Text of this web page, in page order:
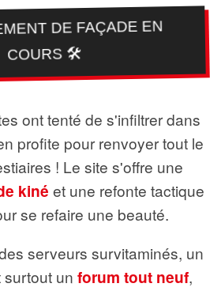
DE FAÇADE EN
COURS 🛠️
ont tenté de s'infiltrer dans
profite pour renvoyer tout le
! Le site s'offre une
kiné et une refonte tactique
se refaire une beauté.
serveurs survitaminés, un
un forum tout neuf,